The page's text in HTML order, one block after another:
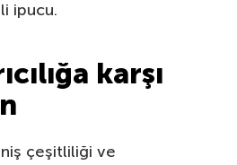
ipucu.
karşı
çeşitliliği ve